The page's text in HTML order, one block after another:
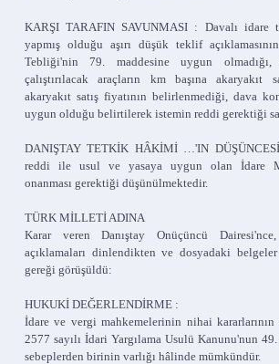
KARŞI TARAFIN SAVUNMASI : Davalı idare
yapmış olduğu aşırı düşük teklif
Tebliği'nin 79. maddesine uygun
çalıştırılacak araçların km başına akaryakıt
akaryakıt satış fiyatının belirlenmediği, dava
uygun olduğu belirtilerek istemin reddi gerektiği
DANIŞTAY TETKİK HÂKİMİ …'IN
reddi ile usul ve yasaya uygun olan İdare
onanması gerektiği düşünülmektedir.
TÜRK MİLLETİ ADINA
Karar veren Danıştay Onüçüncü
açıklamaları dinlendikten ve dosyadaki
gereği görüşüldü:
HUKUKİ DEĞERLENDİRME :
İdare ve vergi mahkemelerinin nihai kararlarının
2577 sayılı İdari Yargılama Usulü Kanunu'nun
sebeplerden birinin varlığı hâlinde mümkündür.